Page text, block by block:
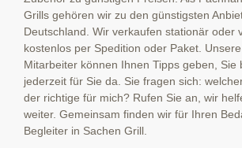
Grills gehören wir zu den günstigsten
Deutschland. Wir verkaufen stationär oder
kostenlos per Spedition oder Paket.
Mitarbeiter können Ihnen Tipps geben, Sie
jederzeit für Sie da. Sie fragen sich:
der richtige für mich? Rufen Sie an, wir
weiter. Gemeinsam finden wir für Ihren
Begleiter in Sachen Grill.